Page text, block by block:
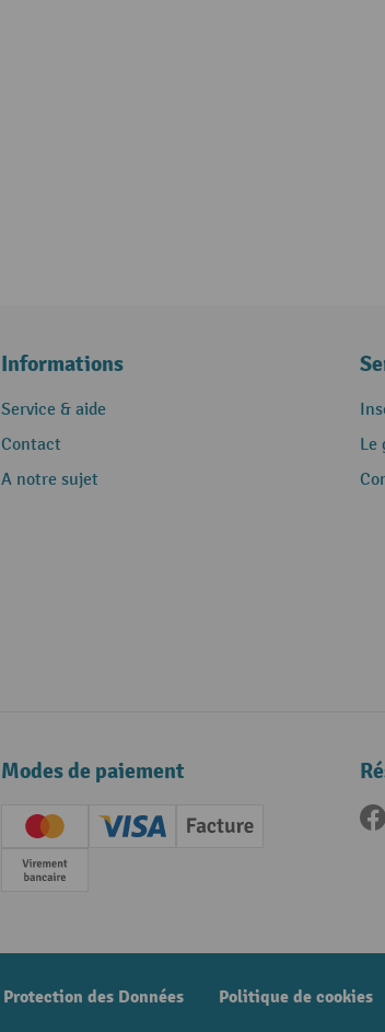
Informations
Service & aide
Contact
A notre sujet
Le
Modes de paiement
Creditcard (Master)Creditcard (Visa)
Facture
Paiement anticipé
Protection des Données Politique de cookies